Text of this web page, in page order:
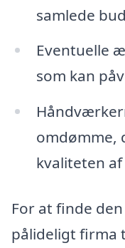
samlede
Eventuelle
som kan
omdømme,
kvaliteten
For at finde
pålideligt firma